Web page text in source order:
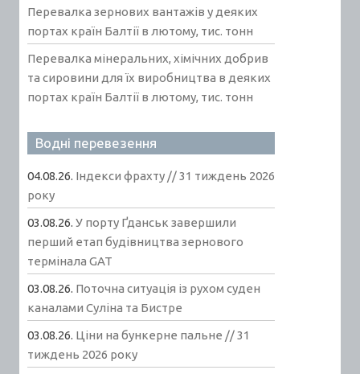
Перевалка зернових вантажів у деяких
портах країн Балтії в лютому, тис. тонн
Перевалка мінеральних, хімічних добрив
та сировини для їх виробництва в деяких
портах країн Балтії в лютому, тис. тонн
Водні перевезення
04.08.26. Індекси фрахту // 31 тиждень 2026
року
03.08.26. У порту Ґданськ завершили
перший етап будівництва зернового
термінала GAT
03.08.26. Поточна ситуація із рухом суден
каналами Суліна та Бистре
03.08.26. Ціни на бункерне пальне // 31
тиждень 2026 року